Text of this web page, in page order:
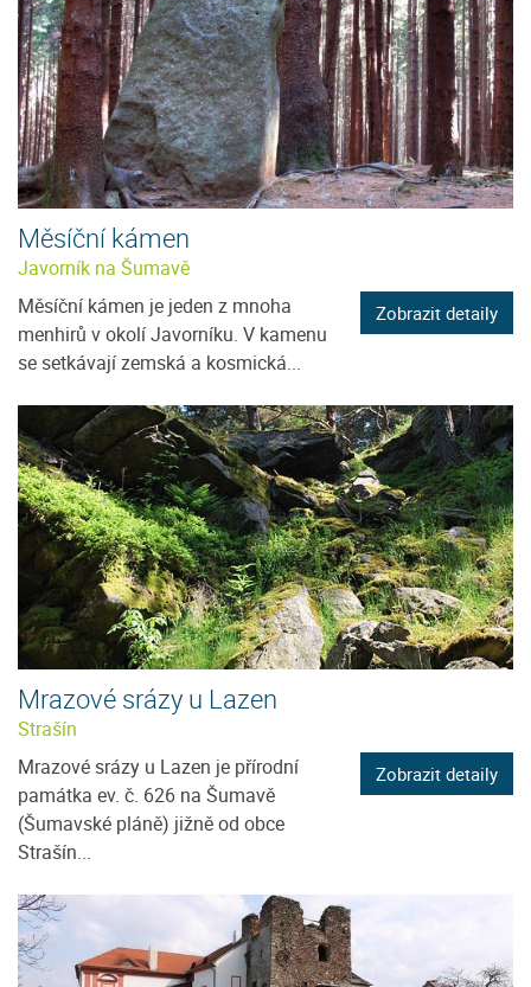
Měsíční kámen
Javorník na Šumavě
Měsíční kámen je jeden z mnoha
menhirů v okolí Javorníku. V kamenu
se setkávají zemská a kosmická...
Zobrazit detaily
Mrazové srázy u Lazen
Strašín
Mrazové srázy u Lazen je přírodní
památka ev. č. 626 na Šumavě
(Šumavské pláně) jižně od obce
Strašín...
Zobrazit detaily